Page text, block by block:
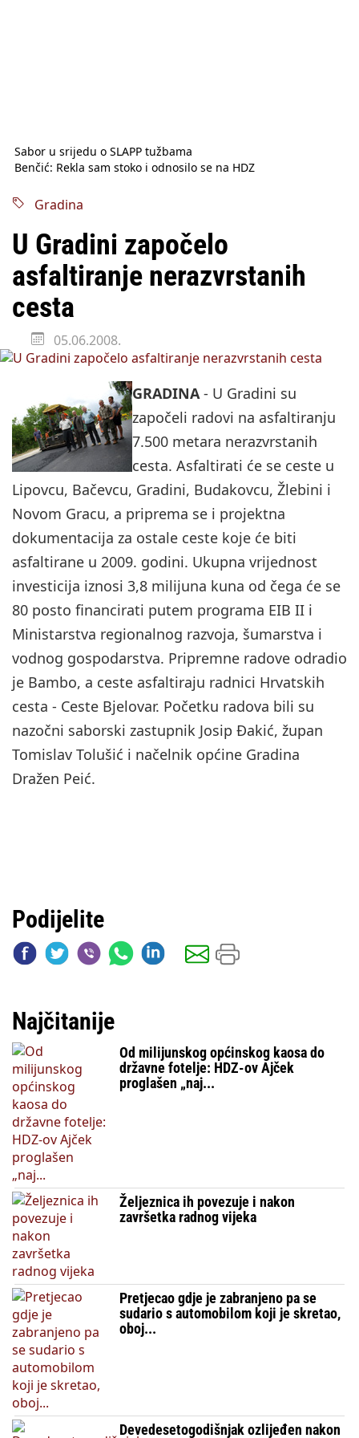
Sabor u srijedu o SLAPP tužbama
Benčić: Rekla sam stoko i odnosilo se na HDZ
godine
najavio za jesen
Državni tajnik Rukavina: Hrvatska ima 3,6 milijuna birača
HŽ Infrastruktura: Nesreće na željezničkim prijelazima
prepolovljene
Državni inspektorat opozvao Barebells pločicu - soft protein
bar Coco Choco
Gradina
U Gradini započelo
asfaltiranje nerazvrstanih
cesta
05.06.2008.
GRADINA- U Gradini su
započeli radovi na asfaltiranju
7.500 metara nerazvrstanih
cesta. Asfaltirati će se ceste u
Lipovcu, Bačevcu, Gradini, Budakovcu, Žlebini i
Novom Gracu, a priprema se i projektna
dokumentacija za ostale ceste koje će biti
asfaltirane u 2009. godini. Ukupna vrijednost
investicija iznosi 3,8 milijuna kuna od čega će se
80 posto financirati putem programa EIB II i
Ministarstva regionalnog razvoja, šumarstva i
vodnog gospodarstva. Pripremne radove odradio
je Bambo, a ceste asfaltiraju radnici Hrvatskih
cesta - Ceste Bjelovar. Početku radova bili su
nazočni saborski zastupnik Josip Đakić, župan
Tomislav Tolušić i načelnik općine Gradina
Dražen Peić.
Podijelite
Najčitanije
Od milijunskog općinskog kaosa do
državne fotelje: HDZ-ov Ajček
proglašen „naj...
Željeznica ih povezuje i nakon
završetka radnog vijeka
Pretjecao gdje je zabranjeno pa se
sudario s automobilom koji je skretao,
oboj...
Devedesetogodišnjak ozlijeđen nakon